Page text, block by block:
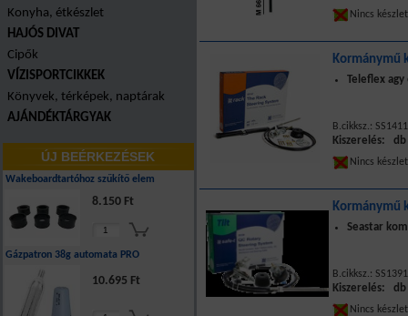
Konyha, étkészlet
HAJÓS DIVAT
Cipők
VÍZISPORTCIKKEK
Könyvek, térképek, naptárak
AJÁNDÉKTÁRGYAK
ÚJ BEÉRKEZÉSEK
Wakeboardtartóhoz szűkítő elem
8.150 Ft
Gázpatron 38g automata PRO
10.695 Ft
Nincs
Kormánymű
Teleflex
B.cikksz.:
Kiszerelés: db
Nincs
Kormánymű
Seastar
B.cikksz.:
Kiszerelés: db
Nincs